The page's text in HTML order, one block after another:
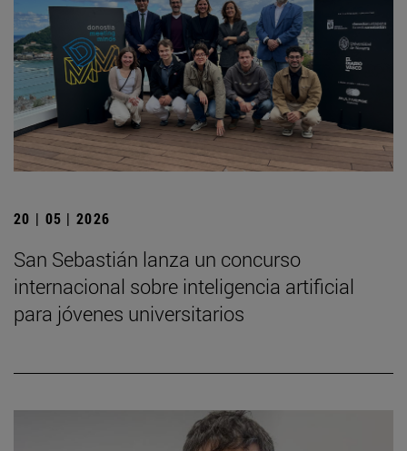
20 | 05 | 2026
San Sebastián lanza un concurso
internacional sobre inteligencia artificial
para jóvenes universitarios